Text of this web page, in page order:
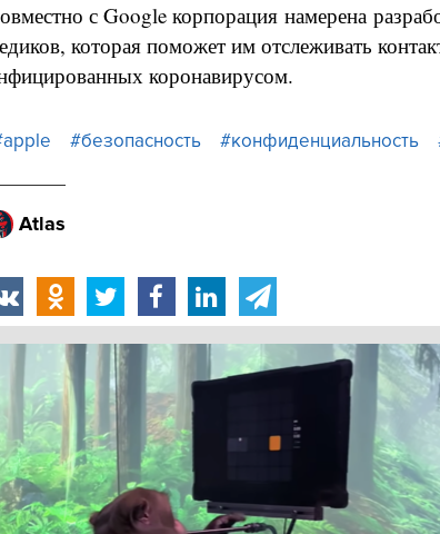
с Google корпорация намерена
которая поможет им отслеживать
коронавирусом.
#безопасность #конфиденциальность
Atlas